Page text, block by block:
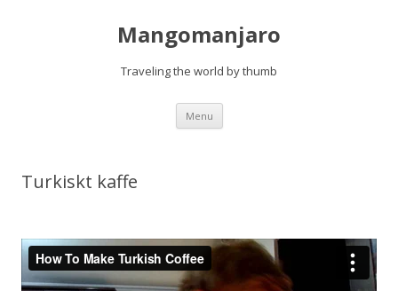
Mangomanjaro
Traveling the world by thumb
Menu Skip
content
Turkiskt kaffe